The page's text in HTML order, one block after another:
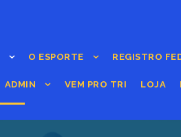
O ESPORTE REGISTRO
ADMIN VEM PRO TRI LOJA